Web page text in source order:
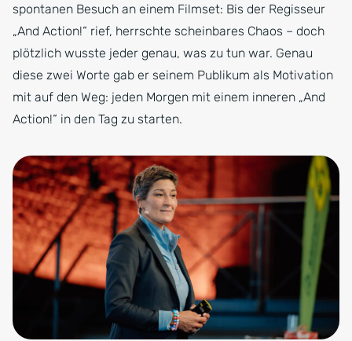
spontanen Besuch an einem Filmset: Bis der Regisseur
„And Action!“ rief, herrschte scheinbares Chaos – doch
plötzlich wusste jeder genau, was zu tun war. Genau
diese zwei Worte gab er seinem Publikum als Motivation
mit auf den Weg: jeden Morgen mit einem inneren „And
Action!“ in den Tag zu starten.